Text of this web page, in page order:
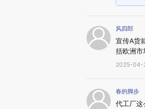
风四郎
宣传A货
括欧洲市
2025-04-
春的脚步
代工厂这